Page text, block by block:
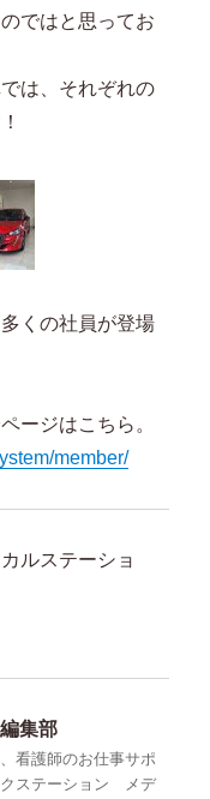
ではと思ってお
は、それぞれの
くの社員が登場
ージはこちら。
member/
ルステーショ
集部
看護師のお仕事サポ
クステーション メデ